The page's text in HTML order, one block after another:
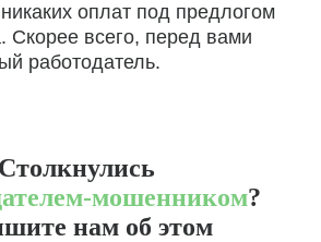
оплат под предлогом
Скорее всего, перед вами
работодатель.
Столкнулись
мошенником?
нам об этом